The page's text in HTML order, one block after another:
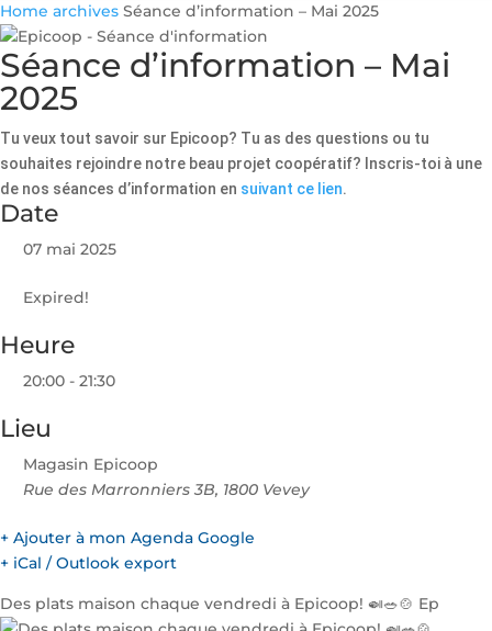
Home archives Séance d’information – Mai 2025
Séance d’information – Mai
2025
Tu veux tout savoir sur Epicoop? Tu as des questions ou tu
souhaites rejoindre notre beau projet coopératif? Inscris-toi à une
de nos séances d’information en suivant ce lien.
Date
07 mai 2025
Expired!
Heure
20:00 - 21:30
Lieu
Magasin Epicoop
Rue des Marronniers 3B, 1800 Vevey
+ Ajouter à mon Agenda Google
+ iCal / Outlook export
Des plats maison chaque vendredi à Epicoop! 🍛🥗🍲 Ep